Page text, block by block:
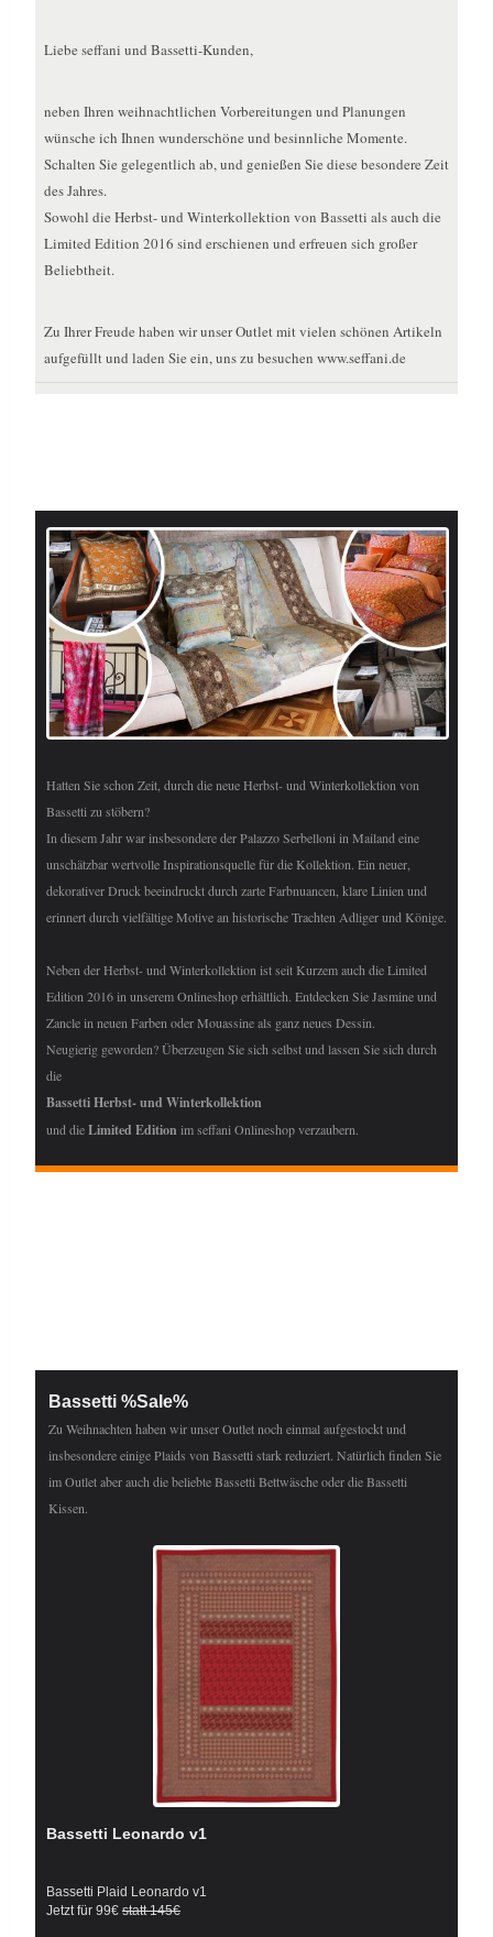
Liebe seffani und Bassetti-Kunden,
neben Ihren weihnachtlichen Vorbereitungen und Planungen
wünsche ich Ihnen wunderschöne und besinnliche Momente.
Schalten Sie gelegentlich ab, und genießen Sie diese besondere Zeit
des Jahres.
Sowohl die Herbst- und Winterkollektion von Bassetti als auch die
Limited Edition 2016 sind erschienen und erfreuen sich großer
Beliebtheit.
Zu Ihrer Freude haben wir unser Outlet mit vielen schönen Artikeln
aufgefüllt und laden Sie ein, uns zu besuchen www.seffani.de
Hatten Sie schon Zeit, durch die neue Herbst- und Winterkollektion von
Bassetti zu stöbern?
In diesem Jahr war insbesondere der Palazzo Serbelloni in Mailand eine
unschätzbar wertvolle Inspirationsquelle für die Kollektion. Ein neuer,
dekorativer Druck beeindruckt durch zarte Farbnuancen, klare Linien und
erinnert durch vielfältige Motive an historische Trachten Adliger und Könige.
Neben der Herbst- und Winterkollektion ist seit Kurzem auch die Limited
Edition 2016 in unserem Onlineshop erhältlich. Entdecken Sie Jasmine und
Zancle in neuen Farben oder Mouassine als ganz neues Dessin.
Neugierig geworden? Überzeugen Sie sich selbst und lassen Sie sich durch
die
Bassetti Herbst- und Winterkollektion
und dieLimited Edition im seffani Onlineshop verzaubern.
Bassetti %Sale%
Zu Weihnachten haben wir unser Outlet noch einmal aufgestockt und
insbesondere einige Plaids von Bassetti stark reduziert. Natürlich finden Sie
im Outlet aber auch die beliebte Bassetti Bettwäsche oder die Bassetti
Kissen.
Bassetti Leonardo v1
Bassetti Plaid Leonardo v1
Jetzt für 99€ statt 145€